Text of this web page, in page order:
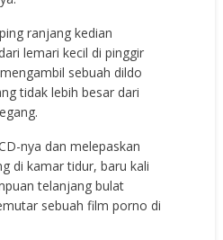
ranjang kedian
lemari kecil di pinggir
sebuah dildo
tidak lebih besar dari
nya dan melepaskan
di kamar tidur, baru kali
telanjang bulat
sebuah film porno di